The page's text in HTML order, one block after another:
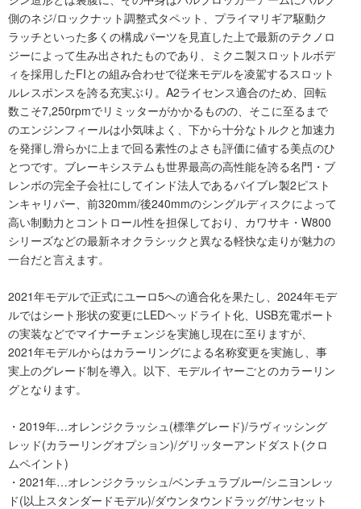
側のネジ/ロックナット調整式タペット、プライマリギア駆動ク
ラッチといった多くの構成パーツを見直した上で最新のテクノロ
ジーによって生み出されたものであり、ミクニ製スロットルボデ
ィを採用したFIとの組み合わせで従来モデルを凌駕するスロット
ルレスポンスを誇る充実ぶり。A2ライセンス適合のため、回転
数こそ7,250rpmでリミッターがかかるものの、そこに至るまで
のエンジンフィールは小気味よく、下から十分なトルクと加速力
を発揮し滑らかに上まで回る素性のよさも評価に値する美点のひ
とつです。ブレーキシステムも世界最高の高性能を誇る名門・ブ
レンボの完全子会社にしてインド法人であるバイブレ製2ピスト
ンキャリパー、前320mm/後240mmのシングルディスクによって
高い制動力とコントロール性を担保しており、カワサキ・W800
シリーズなどの最新ネオクラシックと異なる軽快な走りが魅力の
一台だと言えます。
2021年モデルで正式にユーロ5への適合化を果たし、2024年モデ
ルではシート形状の変更にLEDヘッドライト化、USB充電ポート
の実装などでマイナーチェンジを実施し現在に至りますが、
2021年モデルからはカラーリングによる名称変更を実施し、事
実上のグレード制を導入。以下、モデルイヤーごとのカラーリン
グとなります。
・2019年…オレンジクラッシュ(標準グレード)/ラヴィッシング
レッド(カラーリングオプション)/グリッターアンドダスト(クロ
ムペイント)
・2021年…オレンジクラッシュ/ベンチュラブルー/シニヨンレッ
ド(以上スタンダードモデル)/ダウンタウンドラッグ/サンセット